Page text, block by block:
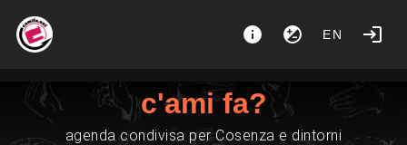
EN
c'ami fa?
agenda condivisa per Cosenza e dintorni